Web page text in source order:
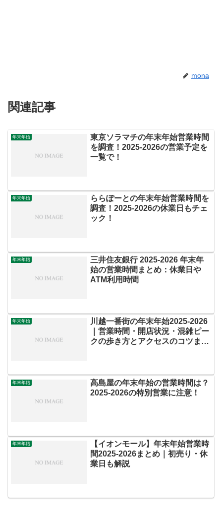
mona
関連記事
年末年始
東京ソラマチの年末年始営業時間
を調査！2025-2026の営業予定を
一覧で！
年末年始
ららぽーとの年末年始営業時間を
調査！2025‐2026の休業日もチェ
ック！
年末年始
三井住友銀行 2025-2026 年末年
始の営業時間まとめ：休業日や
ATM利用時間
年末年始
川越一番街の年末年始2025-2026
｜営業時間・開店状況・混雑ピー
クの歩き方とアクセスのコツまと
年末年始
高島屋の年末年始の営業時間は？
2025‐2026の特別営業に注意！
年末年始
【イオンモール】年末年始営業時
間2025‐2026まとめ｜初売り・休
業日も解説